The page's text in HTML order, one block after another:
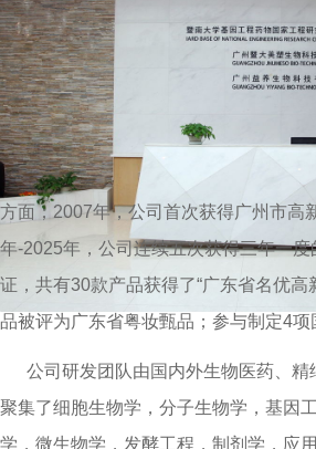
方面；2007年，公司首次获得广州市高
年-2025年，公司连续五次获得三年一
证，共有30款产品获得了“广东省名优高
品被评为广东省粤妆甄品；参与制定4项
公司研发团队由国内外生物医药、精
聚集了细胞生物学，分子生物学，基因
学，微生物学，发酵工程，制剂学，应